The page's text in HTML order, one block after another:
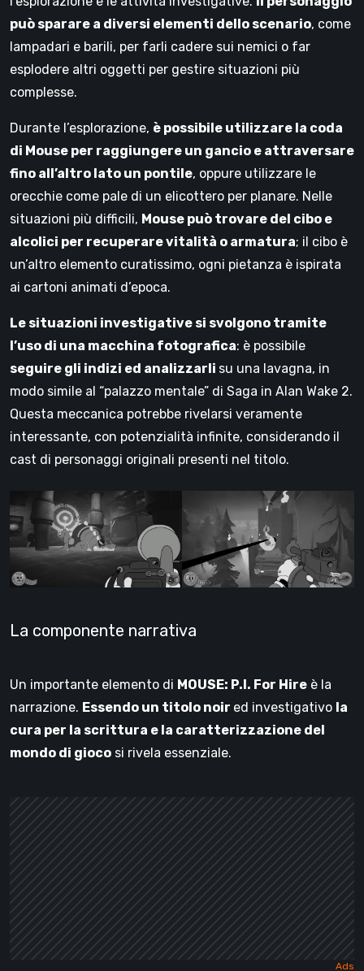
può sparare a diversi elementi dello scenario, come
lampadari e barili, per farli cadere sui nemici o far
esplodere altri oggetti per gestire situazioni più
complesse.
Durante l’esplorazione, è possibile utilizzare la coda
di Mouse per raggiungere un gancio e attraversare
fino all’altro lato un pontile, oppure utilizzare le
orecchie come pale di un elicottero per planare. Nelle
situazioni più difficili, Mouse può trovare del cibo e
alcolici per recuperare vitalità o armatura; il cibo è
un’altro elemento curatissimo, ogni pietanza è ispirata
ai cartoni animati d’epoca.
Le situazioni investigative si svolgono tramite
l’uso di una macchina fotografica: è possibile
seguire gli indizi ed analizzarli su una lavagna, in
modo simile al “palazzo mentale” di Saga in Alan Wake 2.
Questa meccanica potrebbe rivelarsi veramente
interessante, con potenzialità infinite, considerando il
cast di personaggi originali presenti nel titolo.
La componente narrativa
Un importante elemento di MOUSE: P.I. For Hire è la
narrazione. Essendo un titolo noir ed investigativo la
cura per la scrittura e la caratterizzazione del
mondo di gioco si rivela essenziale.